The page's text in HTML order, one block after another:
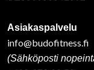
Asiakaspalvelu
info@budofitness.fi
(Sähköposti